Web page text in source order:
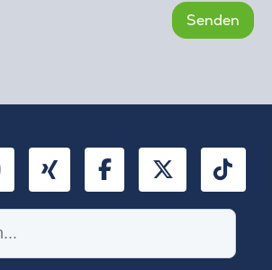
YouTubeXing FacebookTwitter